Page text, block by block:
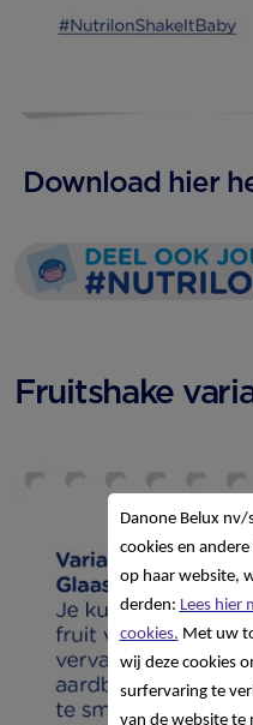
Download hier
Fruitshake
Danone Belux nv/
cookies en
op haar website,
derden: Lees hier
cookies. Met uw
wij deze cookies
surfervaring te
van de website te